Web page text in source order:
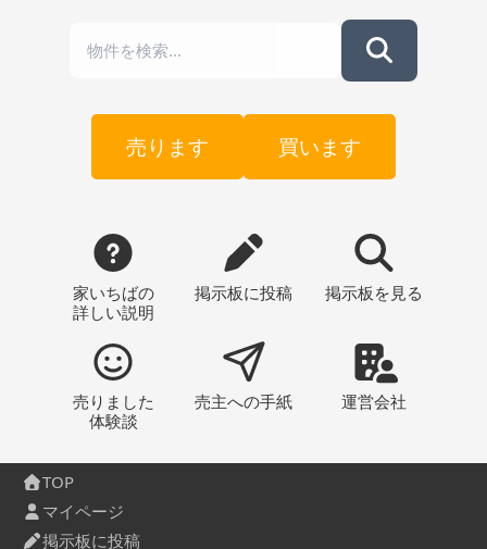
売ります 買います
家いちばの
詳しい説明
掲示板に投稿 掲示板 を見る
売りました
体験談
売主への手紙 運営会社
TOP
マイページ
掲示板に投稿